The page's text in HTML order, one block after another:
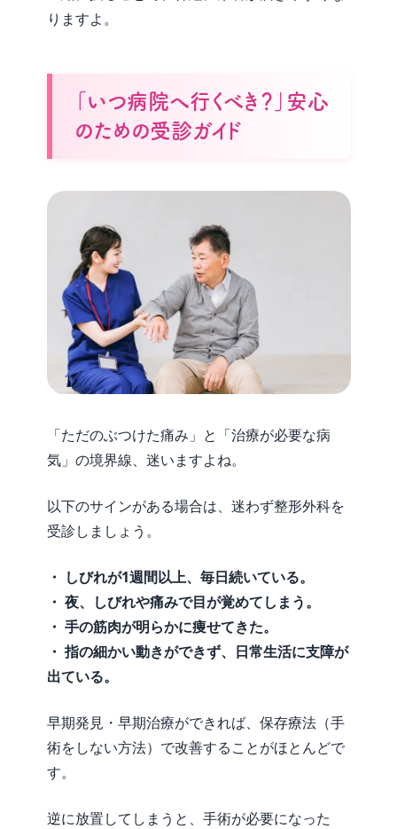
りますよ。
「いつ病院へ行くべき？」安心
のための受診ガイド
「ただのぶつけた痛み」と「治療が必要な病
気」の境界線、迷いますよね。
以下のサインがある場合は、迷わず整形外科を
受診しましょう。
・ しびれが1週間以上、毎日続いている。
・ 夜、しびれや痛みで目が覚めてしまう。
・ 手の筋肉が明らかに痩せてきた。
・ 指の細かい動きができず、日常生活に支障が
出ている。
早期発見・早期治療ができれば、保存療法（手
術をしない方法）で改善することがほとんどで
す。
逆に放置してしまうと、手術が必要になった